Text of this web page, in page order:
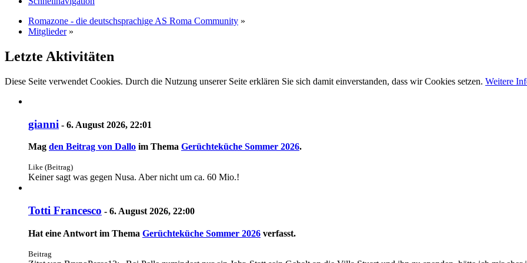
Romazone - die deutschsprachige AS Roma Community »
Mitglieder »
Letzte Aktivitäten
Diese Seite verwendet Cookies. Durch die Nutzung unserer Seite erklären Sie sich damit einverstanden, dass wir Cookies setzen. Weitere
gianni - 6. August 2026, 22:01
Mag den Beitrag von Dallo im Thema Gerüchteküche Sommer 2026.
Like (Beitrag)
Keiner sagt was gegen Nusa. Aber nicht um ca. 60 Mio.!
Totti Francesco - 6. August 2026, 22:00
Hat eine Antwort im Thema Gerüchteküche Sommer 2026 verfasst.
Beitrag